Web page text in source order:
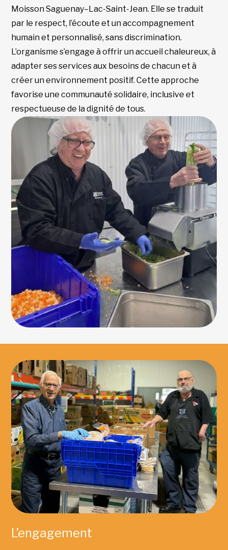
Moisson Saguenay–Lac-Saint-Jean. Elle se traduit
par le respect, l’écoute et un accompagnement
humain et personnalisé, sans discrimination.
L’organisme s’engage à offrir un accueil chaleureux, à
adapter ses services aux besoins de chacun et à
créer un environnement positif. Cette approche
favorise une communauté solidaire, inclusive et
respectueuse de la dignité de tous.
L’engagement